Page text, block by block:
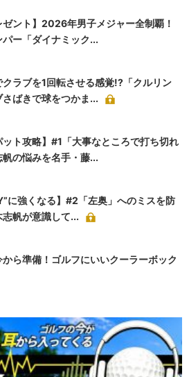
ゼント】2026年男子メジャー全制覇！
パー「ダイナミック...
クラブを1回転させる感覚!?「クルリン
ばきで球をつかま...
ット攻略】#1「大事なところで打ち切れ
の悩みを名手・藤...
に強くなる】#2「左奥」へのミスを防
志帆が意識して...
ら準備！ゴルフにいいクーラーボック